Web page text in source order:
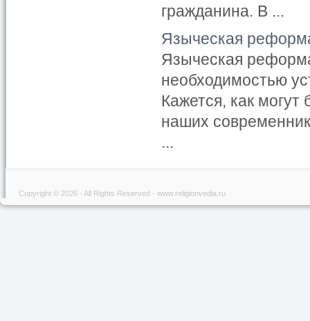
гражданина. В ...
Языческая
Языческая
необходимостью
Кажется, как
наших
...
Copyright © 2026 - All Rights Reserved - www.religionvedia.ru